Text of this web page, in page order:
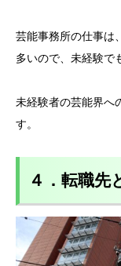
芸能事務所の仕事は
多いので、未経験で
未経験者の芸能界へ
す。
４．転職先